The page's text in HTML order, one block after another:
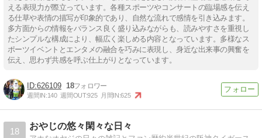
える表現力が際立っています。各種スポーツやコンサートの臨場感を伝え
る仕草や表情の描写が印象的であり、自然な流れで感情を引き込みます。
多方面からの情報をバランス良く盛り込みながらも、読みやすさを重視し
たシンプルな構成により、幅広く楽しめる内容となっています。多様なス
ポーツイベントとエンタメの融合を巧みに表現し、身近な出来事の興奮を
伝え、思わず共感を呼ぶ仕上がりとなっています。
626109 18
週間IN:140 週間OUT:925 月間IN:625
18
おやじの悠々閑々な日々